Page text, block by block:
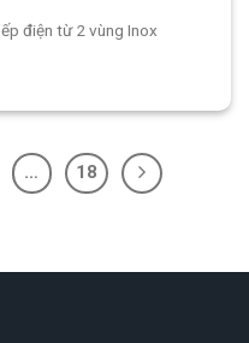
điện từ 2 vùng Inox
… 18